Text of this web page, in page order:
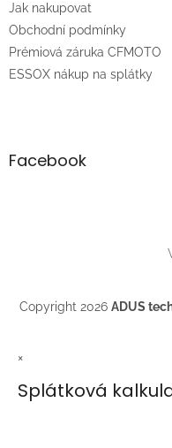
Jak nakupovat
Obchodní podmínky
Prémiová záruka CFMOTO
ESSOX nákup na splátky
Facebook
Copyright 2026 ADUS
×
Splátková